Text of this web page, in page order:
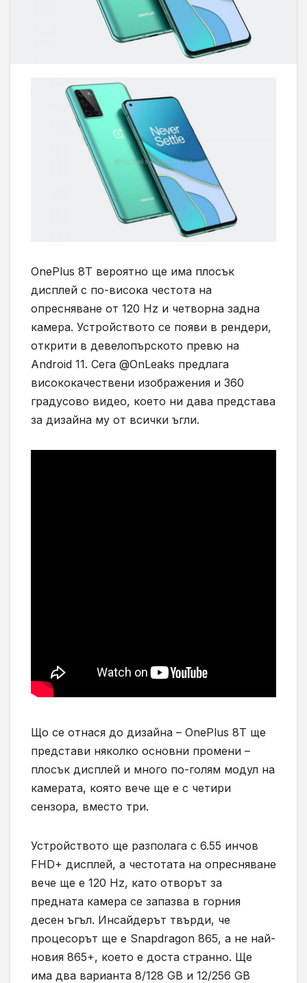
OnePlus 8T вероятно ще има плосък
дисплей с по-висока честота на
опресняване от 120 Hz и четворна задна
камера. Устройството се появи в рендери,
открити в девелопърското превю на
Android 11. Сега @OnLeaks предлага
висококачествени изображения и 360
градусово видео, което ни дава представа
за дизайна му от всички ъгли.
Що се отнася до дизайна – OnePlus 8T ще
представи няколко основни промени –
плосък дисплей и много по-голям модул на
камерата, която вече ще е с четири
сензора, вместо три.
Устройството ще разполага с 6.55 инчов
FHD+ дисплей, а честотата на опресняване
вече ще е 120 Hz, като отворът за
предната камера се запазва в горния
десен ъгъл. Инсайдерът твърди, че
процесорът ще е Snapdragon 865, а не най-
новия 865+, което е доста странно. Ще
има два варианта 8/128 GB и 12/256 GB